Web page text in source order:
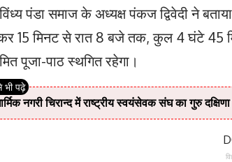
पंडा समाज के अध्यक्ष पंकज द्विवेदी ने
15 मिनट से रात 8 बजे तक, कुल 4 घंटे 45
पूजा-पाठ स्थगित रहेगा।
नगरी चिरान्द में राष्ट्रीय स्वयंसेवक संघ का गुरु